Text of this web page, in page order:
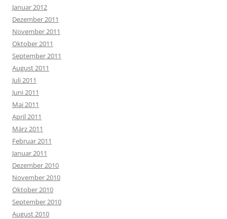
Januar 2012
Dezember 2011
November 2011
Oktober 2011
September 2011
August 2011
Juli 2011
Juni 2011
Mai 2011
April 2011
März 2011
Februar 2011
Januar 2011
Dezember 2010
November 2010
Oktober 2010
September 2010
August 2010